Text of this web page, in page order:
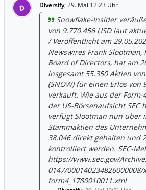
zugreifen, die SNOW und
weitere US-Aktien
aktuellen Meldungen
Snowflake Inc.
Ergebnisse für das erste
Geschäftsjahres 2027. Der
Produktumsatz erreichte
Dollar, was einem Anstieg
gegenüber dem Vorjahr
Dieser Wert übertraf die
Konsensschätzungen von
% und markierte das
sequentielle Dollar-
Unternehmensgeschichte.
Geschäftsentwicklung
mehrere Analysten, ihre
oben zu korrigieren.
D Diversify, 29. Mai 12:23 Uhr
Snowflake-Insider
von 9.770.456 USD laut
/ Veröffentlicht am
Newswires Frank Slootman,
Board of Directors, hat am
insgesamt 55.350 Aktien
(SNOW) für einen Erlös von
verkauft. Wie aus der
der US-Börsenaufsicht SEC
verfügt Slootman nun über
Stammaktien des
38.046 direkt gehalten und
kontrolliert werden. SEC-
https://www.sec.gov/
0147/000140234826000008/
form4_1780010011.xml